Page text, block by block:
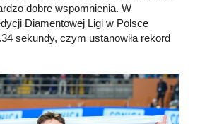
dobre wspomnienia. W
Diamentowej Ligi w Polsce
sekundy, czym ustanowiła rekord